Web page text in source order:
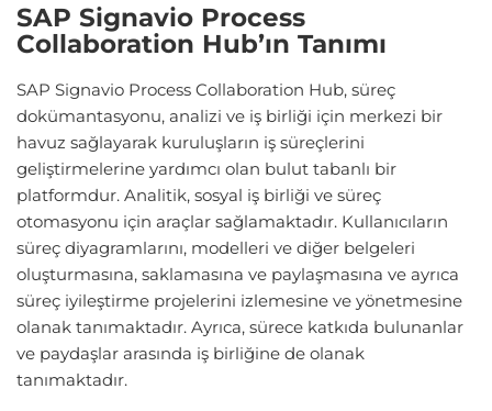
SAP Signavio Process
Collaboration Hub’ın Tanımı
SAP Signavio Process Collaboration Hub, süreç
dokümantasyonu, analizi ve iş birliği için merkezi bir
havuz sağlayarak kuruluşların iş süreçlerini
geliştirmelerine yardımcı olan bulut tabanlı bir
platformdur. Analitik, sosyal iş birliği ve süreç
otomasyonu için araçlar sağlamaktadır. Kullanıcıların
süreç diyagramlarını, modelleri ve diğer belgeleri
oluşturmasına, saklamasına ve paylaşmasına ve ayrıca
süreç iyileştirme projelerini izlemesine ve yönetmesine
olanak tanımaktadır. Ayrıca, sürece katkıda bulunanlar
ve paydaşlar arasında iş birliğine de olanak
tanımaktadır.